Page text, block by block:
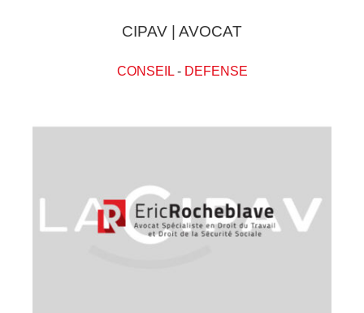
CIPAV | AVOCAT
CONSEIL- DEFENSE